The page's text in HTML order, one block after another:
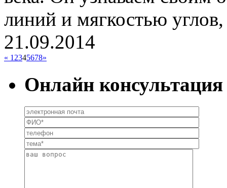
линий и мягкостью
21.09.2014
« 1 2345678»
Онлайн консультация